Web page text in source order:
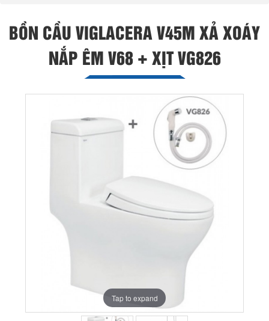
BỒN CẦU VIGLACERA V45M XẢ XOÁY
NẮP ÊM V68 + XỊT VG826
Tap to expand
Tap to expand